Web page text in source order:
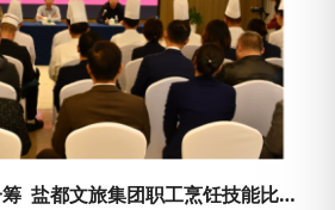
“烹”然心动 · 技高一筹 盐都文旅集团职工烹饪技能比赛圆满落幕